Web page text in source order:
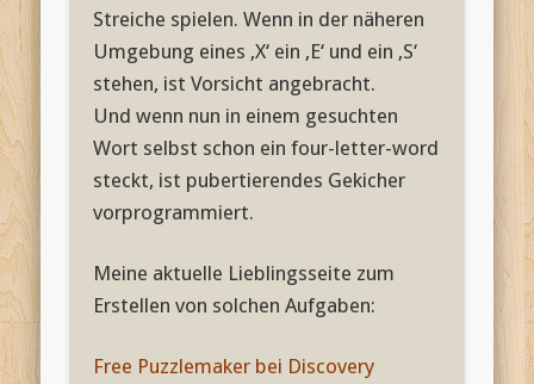
Streiche spielen. Wenn in der näheren
Umgebung eines ‚X‘ ein ‚E‘ und ein ‚S‘
stehen, ist Vorsicht angebracht.
Und wenn nun in einem gesuchten
Wort selbst schon ein four-letter-word
steckt, ist pubertierendes Gekicher
vorprogrammiert.
Meine aktuelle Lieblingsseite zum
Erstellen von solchen Aufgaben:
Free Puzzlemaker bei Discovery